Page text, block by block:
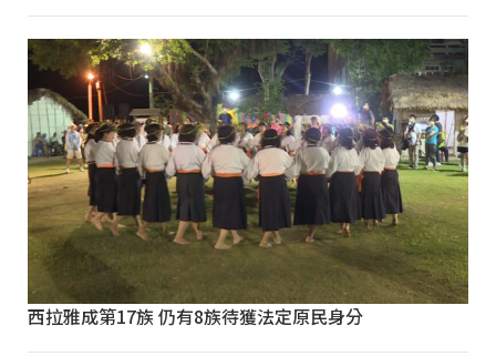
西拉雅成第17族 仍有8族待獲法定原民身分